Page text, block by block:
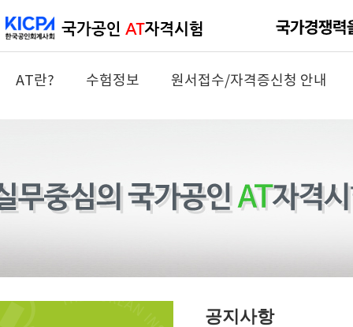
AT란? 수험정보 원서접수/자격증신청 안내
공지사항